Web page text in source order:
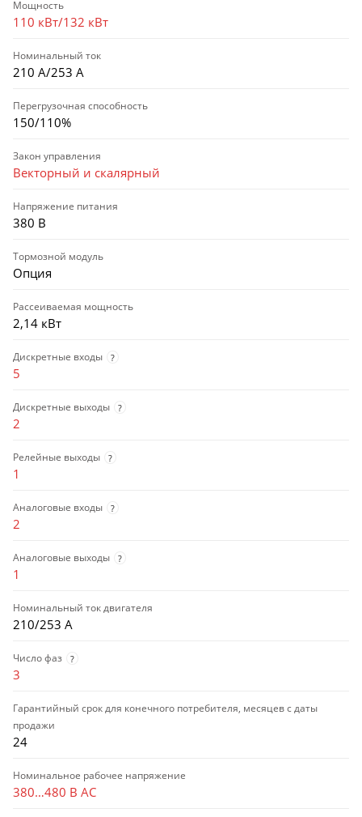
Мощность
110 кВт/132 кВт
Номинальный ток
210 А/253 А
Перегрузочная способность
150/110%
Закон управления
Векторный и скалярный
Напряжение питания
380 В
Тормозной модуль
Опция
Рассеиваемая мощность
2,14 кВт
Дискретные входы ?
5
Дискретные выходы ?
2
Релейные выходы ?
1
Аналоговые входы ?
2
Аналоговые выходы ?
1
Номинальный ток двигателя
210/253 А
Число фаз ?
3
Гарантийный срок для конечного потребителя, месяцев с даты
продажи
24
Номинальное рабочее напряжение
380…480 В AC